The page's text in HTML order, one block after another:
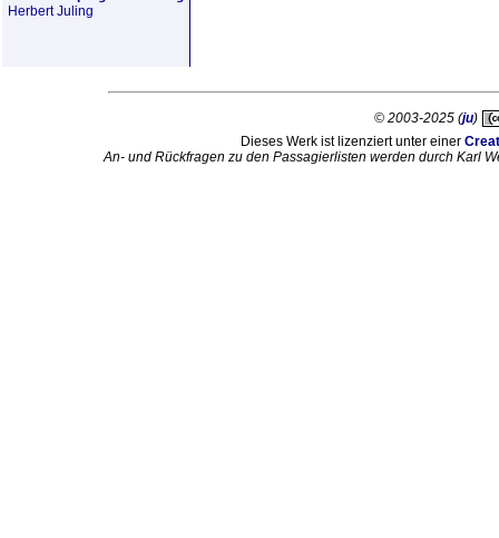
Herbert Juling
© 2003-2025 (ju)
Dieses Werk ist lizenziert unter einer
An- und Rückfragen zu den Passagierlisten werden durch Karl